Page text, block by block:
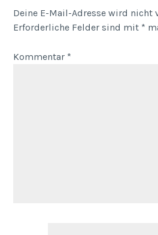
Deine E-Mail-Adresse wird nicht
Erforderliche Felder sind mit *
Kommentar *